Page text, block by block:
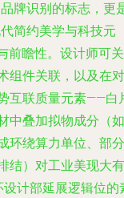
牌识别的标志，更
简约美学与科技元
前瞻性。设计师可关
组件关联，以及在对
互联质量元素——白
中叠加拟物成分（如
环绕算力单位、部分
结）对工业美现大有
计部延展逻辑位的